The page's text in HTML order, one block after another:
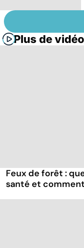
Plus de
Feux de forêt :
santé et